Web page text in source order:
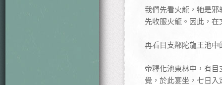
我們先看火龍，牠是
先收服火龍。因此，
再看目支鄰陀龍王池中
帝釋化池東林中，有
覺，於此宴坐，七日